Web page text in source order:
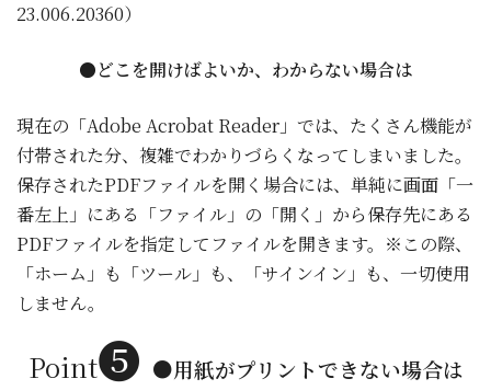
23.006.20360）
●どこを開けばよいか、わからない場合は
現在の「Adobe Acrobat Reader」では、たくさん機能が
付帯された分、複雑でわかりづらくなってしまいました。
保存されたPDFファイルを開く場合には、単純に画面「一
番左上」にある「ファイル」の「開く」から保存先にある
PDFファイルを指定してファイルを開きます。※この際、
「ホーム」も「ツール」も、「サインイン」も、一切使用
しません。
Point❺ ●用紙がプリントできない場合は